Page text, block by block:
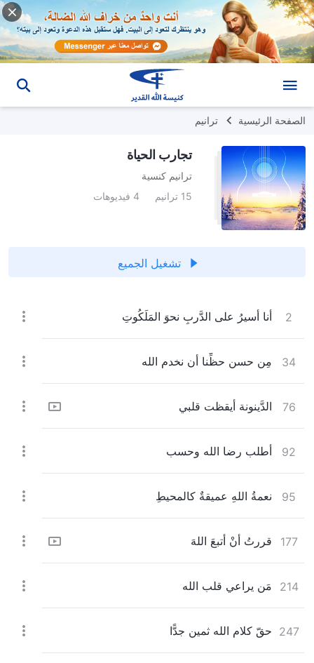
الصفحة الرئيسية ترانيم
تجارب الحياة
ترانيم كنسية
15 ترانيم
4 فيديوهات
تشغيل الجميع
2 أنا أسيرُ على الدَّربِ نحوَ المَلَكُوتِ
34 مِن حسن حظِّنا أن نخدم الله
76 الدَّينونة أيقظت قلبي
92 أطلب رضا الله وحسب
95 نعمةُ اللهِ عميقةٌ كالمحيطِ
177 قررتُ أنْ أتبعَ اللهَ
214 مَن يراعي قلب الله
247 حقّ كلام الله ثمين جدًّا